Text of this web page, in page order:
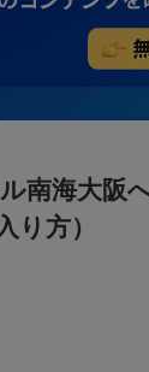
南海大阪
り方）